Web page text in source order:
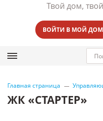
Твой дом,
ВОЙТИ В МОЙ ДОМ
Главная страница
ЖК «СТАРТЕР»